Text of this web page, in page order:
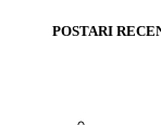
POSTARI